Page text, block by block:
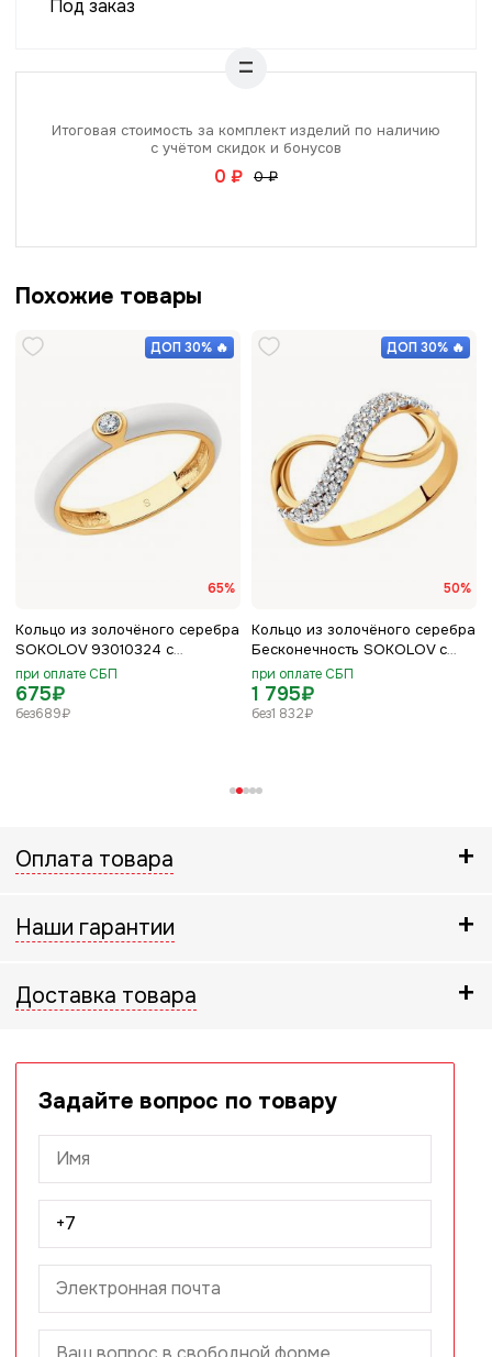
Под заказ
Итоговая стоимость за комплект изделий по наличию
с учётом скидок и бонусов
0 ₽
0 ₽
Похожие товары
ДОП 30% 🔥
Кольцо из золочёного серебра
SOKOLOV 93010324 с
фианитом и эмалью
при оплате СБП
675₽
без689₽
65%
ДОП 30% 🔥
Кольцо из золочёного серебра
Бесконечность SOKOLOV с
фианитом 93010391
при оплате СБП
1 795₽
без1 832₽
50%
Оплата товара
Наши гарантии
Доставка товара
Задайте вопрос по товару